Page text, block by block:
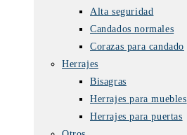
Alta seguridad
Candados normales
Corazas para candado
Herrajes
Bisagras
Herrajes para muebles
Herrajes para puertas